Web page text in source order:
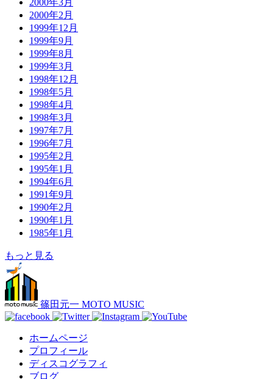
2000年2月
1999年12月
1999年9月
1999年8月
1999年3月
1998年12月
1998年5月
1998年4月
1998年3月
1997年7月
1996年7月
1995年2月
1995年1月
1994年6月
1991年9月
1990年2月
1990年1月
1985年1月
もっと見る
篠田元一 MOTO MUSIC
ホームページ
プロフィール
ディスコグラフィ
ブログ